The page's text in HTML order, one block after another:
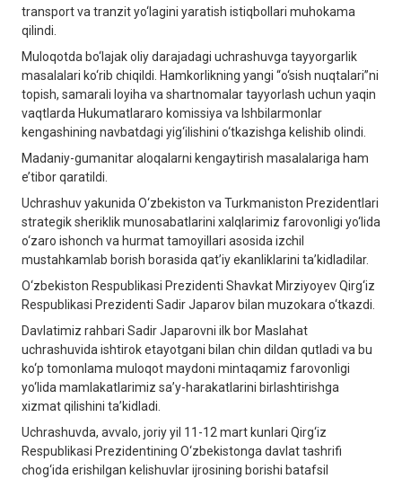
transport va tranzit yo‘lagini yaratish istiqbollari muhokama
qilindi.
Muloqotda bo‘lajak oliy darajadagi uchrashuvga tayyorgarlik
masalalari ko‘rib chiqildi. Hamkorlikning yangi “o‘sish nuqtalari”ni
topish, samarali loyiha va shartnomalar tayyorlash uchun yaqin
vaqtlarda Hukumatlararo komissiya va Ishbilarmonlar
kengashining navbatdagi yig‘ilishini o‘tkazishga kelishib olindi.
Madaniy-gumanitar aloqalarni kengaytirish masalalariga ham
e’tibor qaratildi.
Uchrashuv yakunida O‘zbekiston va Turkmaniston Prezidentlari
strategik sheriklik munosabatlarini xalqlarimiz farovonligi yo‘lida
o‘zaro ishonch va hurmat tamoyillari asosida izchil
mustahkamlab borish borasida qat’iy ekanliklarini ta’kidladilar.
O‘zbekiston Respublikasi Prezidenti Shavkat Mirziyoyev Qirg‘iz
Respublikasi Prezidenti Sadir Japarov bilan muzokara o‘tkazdi.
Davlatimiz rahbari Sadir Japarovni ilk bor Maslahat
uchrashuvida ishtirok etayotgani bilan chin dildan qutladi va bu
ko‘p tomonlama muloqot maydoni mintaqamiz farovonligi
yo‘lida mamlakatlarimiz sa’y-harakatlarini birlashtirishga
xizmat qilishini ta’kidladi.
Uchrashuvda, avvalo, joriy yil 11-12 mart kunlari Qirg‘iz
Respublikasi Prezidentining O‘zbekistonga davlat tashrifi
chog‘ida erishilgan kelishuvlar ijrosining borishi batafsil